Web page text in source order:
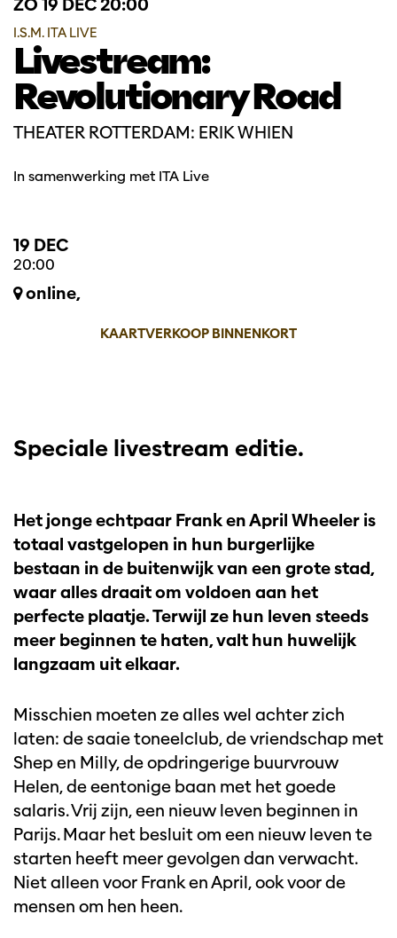
Livestream:
Revolutionary Road
THEATER ROTTERDAM: ERIK WHIEN
I.S.M. ITA LIVE
ZO 19 DEC20:00
In samenwerking met ITA Live
19 DEC
20:00
online,
KAARTVERKOOP BINNENKORT
Speciale livestream editie.
Het jonge echtpaar Frank en April Wheeler is
totaal vastgelopen in hun burgerlijke
bestaan in de buitenwijk van een grote stad,
waar alles draait om voldoen aan het
perfecte plaatje. Terwijl ze hun leven steeds
meer beginnen te haten, valt hun huwelijk
langzaam uit elkaar.
Misschien moeten ze alles wel achter zich
laten: de saaie toneelclub, de vriendschap met
Shep en Milly, de opdringerige buurvrouw
Helen, de eentonige baan met het goede
salaris. Vrij zijn, een nieuw leven beginnen in
Parijs. Maar het besluit om een nieuw leven te
starten heeft meer gevolgen dan verwacht.
Niet alleen voor Frank en April, ook voor de
mensen om hen heen.